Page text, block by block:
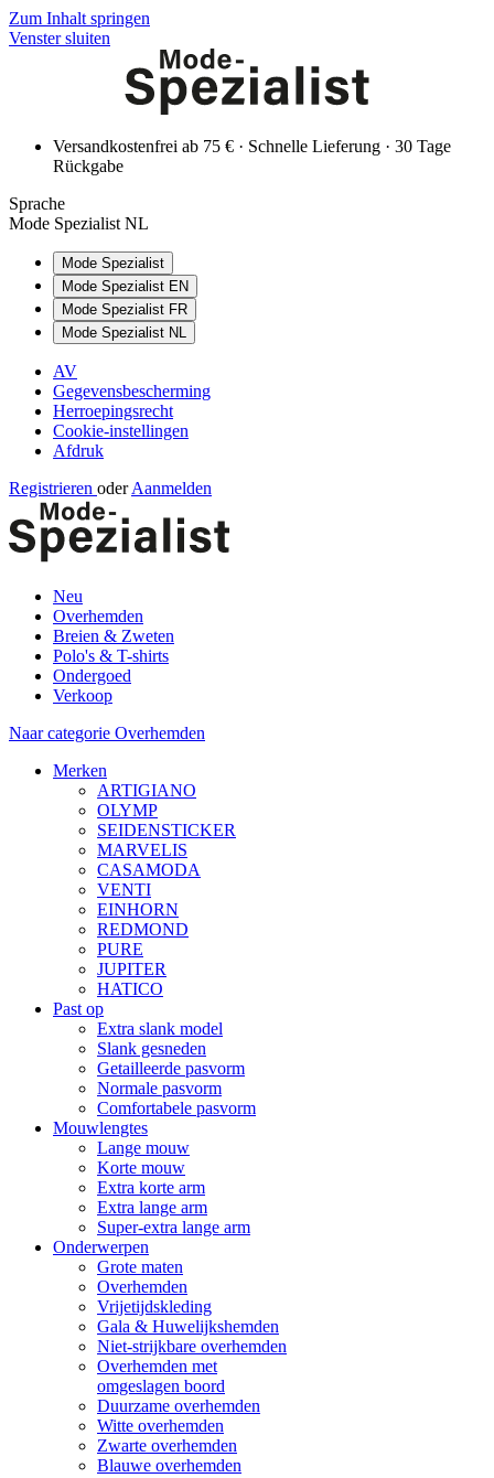
Zum Inhalt springen
Venster sluiten
Versandkostenfrei ab 75 € · Schnelle Lieferung · 30 Tage
Rückgabe
Sprache
Mode Spezialist NL
Mode Spezialist
Mode Spezialist EN
Mode Spezialist FR
Mode Spezialist NL
AV
Gegevensbescherming
Herroepingsrecht
Cookie-instellingen
Afdruk
Registrieren oder Aanmelden
Neu
Overhemden
Breien & Zweten
Polo's & T-shirts
Ondergoed
Verkoop
Naar categorie Overhemden
Merken
ARTIGIANO
OLYMP
SEIDENSTICKER
MARVELIS
CASAMODA
VENTI
EINHORN
REDMOND
PURE
JUPITER
HATICO
Past op
Extra slank model
Slank gesneden
Getailleerde pasvorm
Normale pasvorm
Comfortabele pasvorm
Mouwlengtes
Lange mouw
Korte mouw
Extra korte arm
Extra lange arm
Super-extra lange arm
Onderwerpen
Grote maten
Overhemden
Vrijetijdskleding
Gala & Huwelijkshemden
Niet-strijkbare overhemden
Overhemden met
omgeslagen boord
Duurzame overhemden
Witte overhemden
Zwarte overhemden
Blauwe overhemden